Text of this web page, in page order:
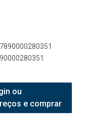
ou
e comprar